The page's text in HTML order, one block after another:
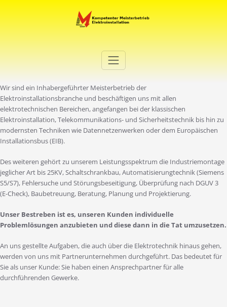
Elektro Martini
Wir sind ein Inhabergeführter Meisterbetrieb der
Elektroinstallationsbranche und beschäftigen uns mit allen
elektrotechnischen Bereichen, angefangen bei der klassischen
Elektroinstallation, Telekommunikations- und Sicherheitstechnik bis hin zu
modernsten Techniken wie Datennetzenwerken oder dem Europäischen
Installationsbus (EIB).
Des weiteren gehört zu unserem Leistungsspektrum die Industriemontage
jeglicher Art bis 25KV, Schaltschrankbau, Automatisierungtechnik (Siemens
S5/S7), Fehlersuche und Störungsbeseitigung, Überprüfung nach DGUV 3
(E-Check), Baubetreuung, Beratung, Planung und Projektierung.
Unser Bestreben ist es, unseren Kunden individuelle
Problemlösungen anzubieten und diese dann in die Tat umzusetzen.
An uns gestellte Aufgaben, die auch über die Elektrotechnik hinaus gehen,
werden von uns mit Partnerunternehmen durchgeführt. Das bedeutet für
Sie als unser Kunde: Sie haben einen Ansprechpartner für alle
durchführenden Gewerke.